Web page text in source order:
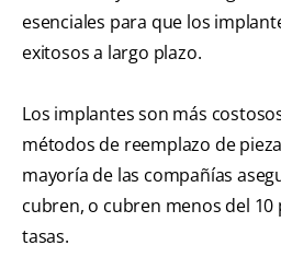
esenciales para que los
exitosos a largo plazo.
Los implantes son más
métodos de reemplazo de
mayoría de las compañías
cubren, o cubren menos del 10
tasas.